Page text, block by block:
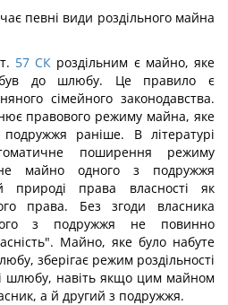
певні види роздільного майна
57 СК роздільним є майно, яке
до шлюбу. Це правило є
сімейного законодавства.
правового режиму майна, яке
раніше. В літературі
поширення режиму
майно одного з подружжя
природі права власності як
права. Без згоди власника
з подружжя не повинно
Майно, яке було набуте
зберігає режим роздільності
шлюбу, навіть якщо цим майном
а й другий з подружжя.